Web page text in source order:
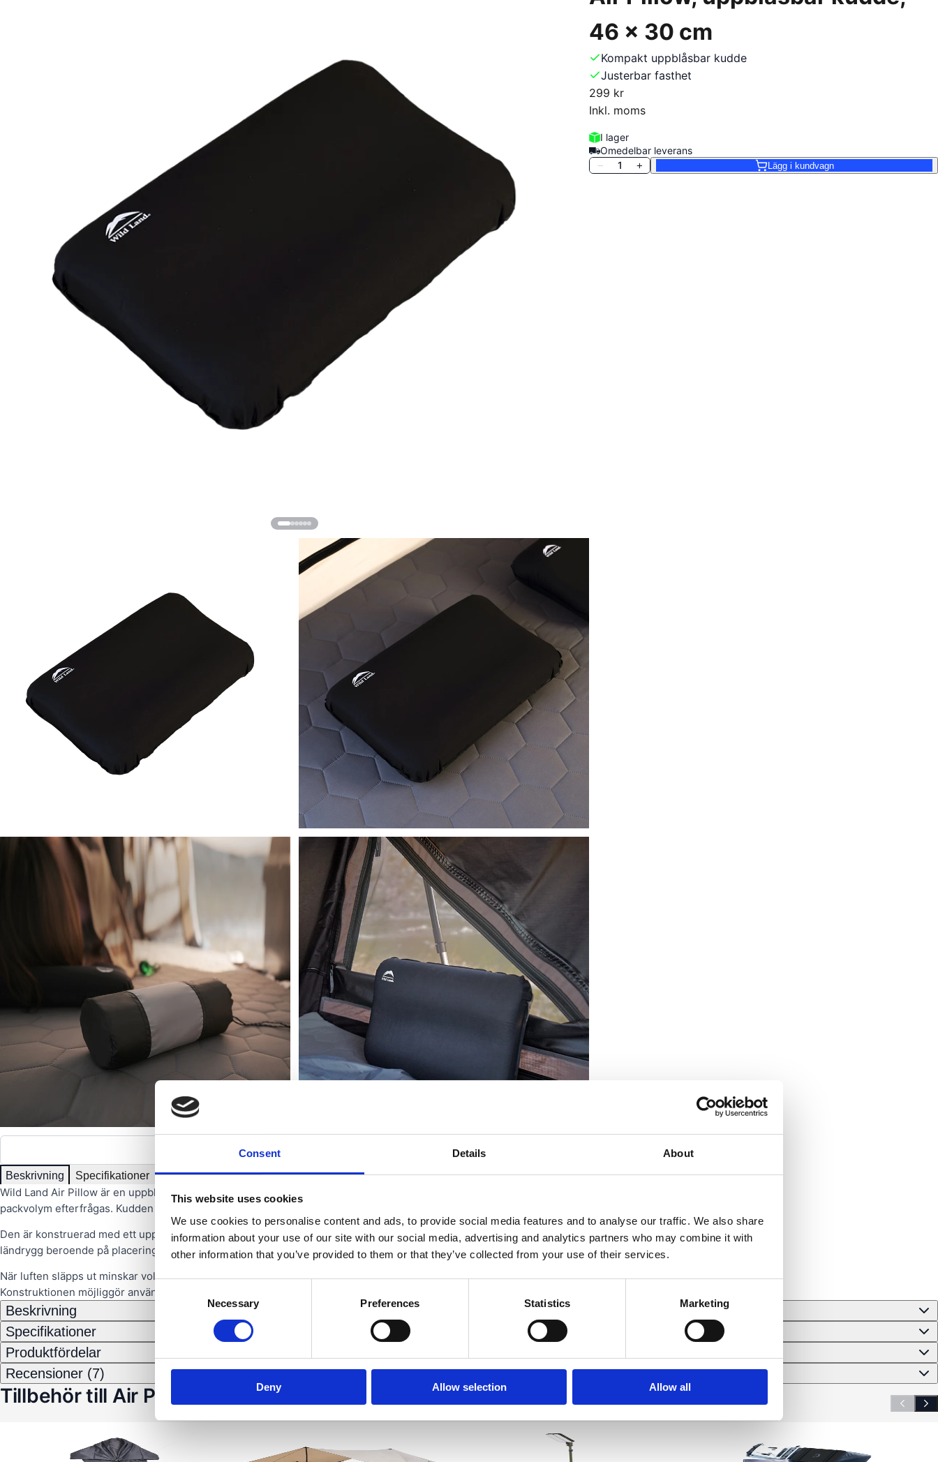
Consent Details About
This website uses cookies
We use cookies to personalise content and ads, to provide social media features and to analyse our traffic. We also share
information about your use of our site with our social media, advertising and analytics partners who may combine it with
other information that you’ve provided to them or that they’ve collected from your use of their services.
Selection
Necessary Preferences Statistics Marketing
Deny Allow selection Allow all
Visa alla bilder
46 x 30 cm
Kompakt uppblåsbar kudde
Justerbar fasthet
299 kr
Inkl. moms
I lager
Omedelbar leverans
−
1 + Lägg i kundvagn
Beskrivning Specifikationer Produktfördelar Recensioner (7)
Wild Land Air Pillow är en uppblåsbar kudde avsedd för användning vid resor och utomhusaktiviteter där låg
packvolym efterfrågas. Kudden kan rullas ihop till en kompakt storlek och förvaras i den medföljande påsen.
Den är konstruerad med ett uppblåsbart skum som formar sig efter belastning och ger stöd för huvud, nacke eller
ländrygg beroende på placering. Fastheten kan justeras via en tryckknappsventil som reglerar luftmängden.
När luften släpps ut minskar volymen avsevärt, vilket underlättar förvaring i ryggsäck, resväska eller taktält.
Konstruktionen möjliggör användning både som huvudkudde och som stöd för ländryggen vid längre sittande.
Beskrivning
Specifikationer
Produktfördelar
Recensioner (7)
Tillbehör till Air Pillow